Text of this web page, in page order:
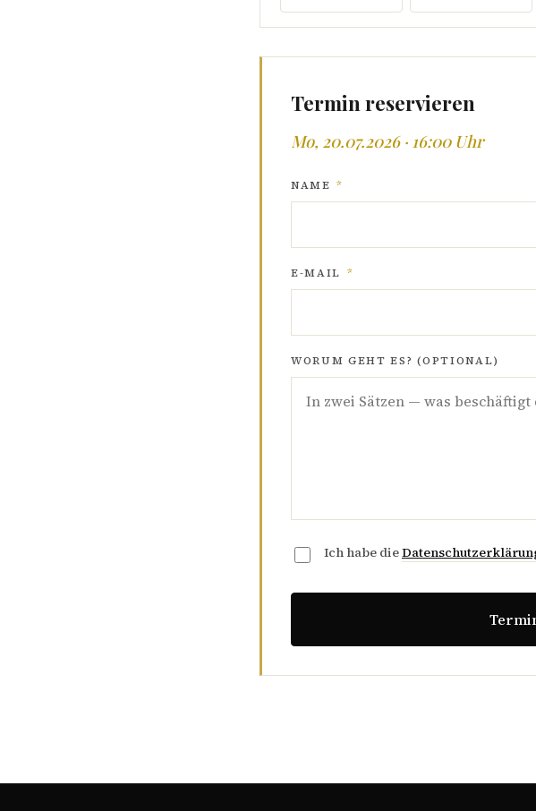
Termin reservieren
Mo, 20.07.2026 · 16:00 Uhr
NAME *
E-MAIL *
WORUM GEHT ES? (OPTIONAL)
Ich habe die